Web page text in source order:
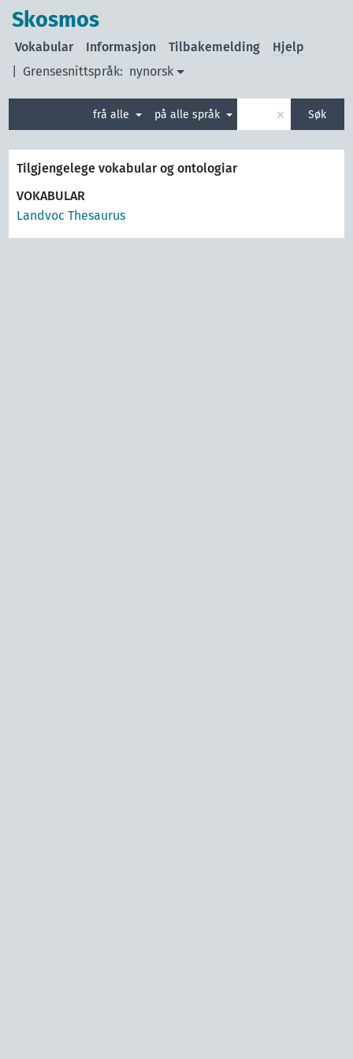
Skosmos
Grensesnittspråk: nynorsk
Vokabular Informasjon Tilbakemelding Hjelp
frå alle på alle språk × Søk
Tilgjengelege vokabular og ontologiar
VOKABULAR
Landvoc Thesaurus